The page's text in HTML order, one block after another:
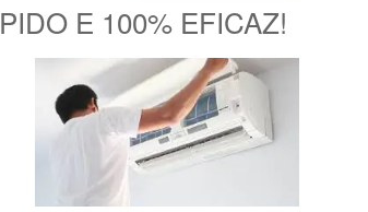
E 100% EFICAZ!